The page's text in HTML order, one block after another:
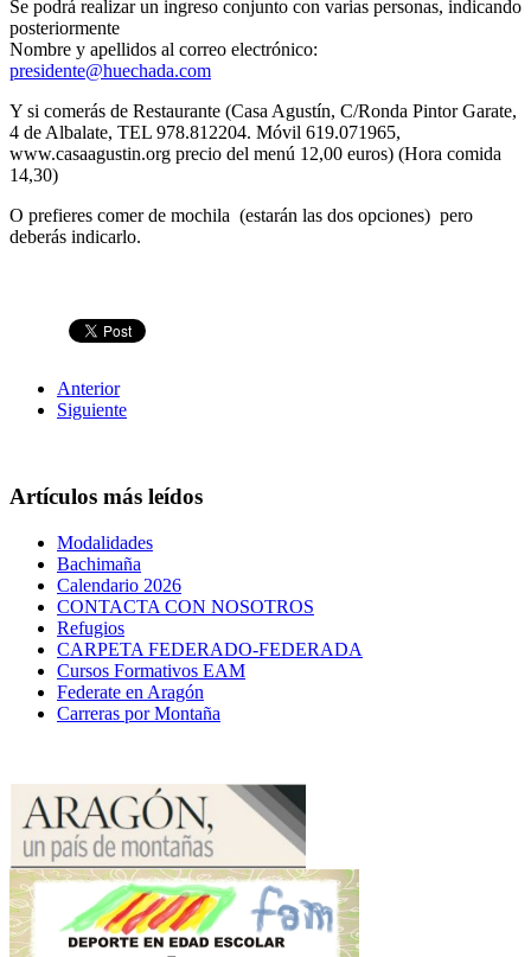
Se podrá realizar un ingreso conjunto con varias personas, indicando
posteriormente
Nombre y apellidos al correo electrónico:
presidente@huechada.com
Y si comerás de Restaurante (Casa Agustín, C/Ronda Pintor Garate,
4 de Albalate, TEL 978.812204. Móvil 619.071965,
www.casaagustin.org precio del menú 12,00 euros) (Hora comida
14,30)
O prefieres comer de mochila (estarán las dos opciones) pero
deberás indicarlo.
Anterior
Siguiente
Artículos más leídos
Modalidades
Bachimaña
Calendario 2026
CONTACTA CON NOSOTROS
Refugios
CARPETA FEDERADO-FEDERADA
Cursos Formativos EAM
Federate en Aragón
Carreras por Montaña